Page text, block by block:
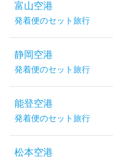
富山空港
発着便のセット旅行
静岡空港
発着便のセット旅行
能登空港
発着便のセット旅行
松本空港